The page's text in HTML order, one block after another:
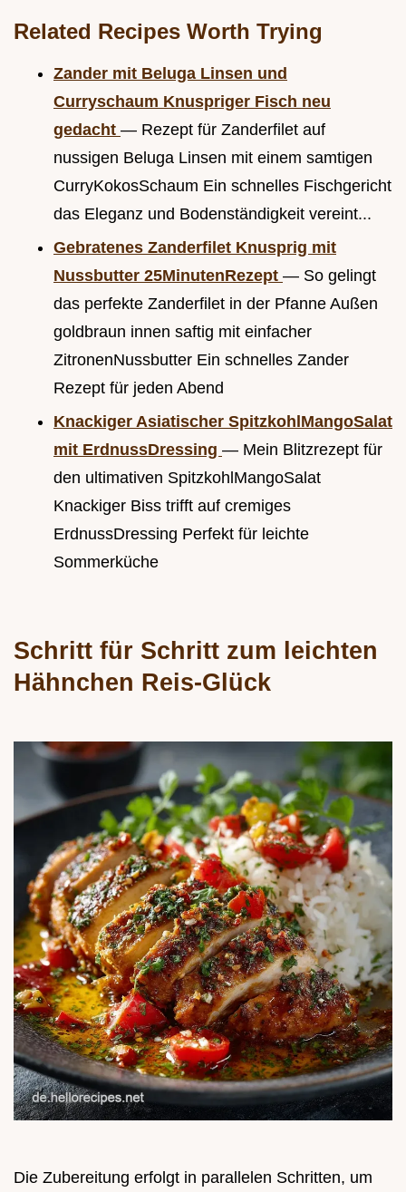
Related Recipes Worth Trying
Zander mit Beluga Linsen und
Curryschaum Knuspriger Fisch neu
gedacht — Rezept für Zanderfilet auf
nussigen Beluga Linsen mit einem samtigen
CurryKokosSchaum Ein schnelles Fischgericht
das Eleganz und Bodenständigkeit vereint...
Gebratenes Zanderfilet Knusprig mit
Nussbutter 25MinutenRezept — So gelingt
das perfekte Zanderfilet in der Pfanne Außen
goldbraun innen saftig mit einfacher
ZitronenNussbutter Ein schnelles Zander
Rezept für jeden Abend
Knackiger Asiatischer SpitzkohlMangoSalat
mit ErdnussDressing — Mein Blitzrezept für
den ultimativen SpitzkohlMangoSalat
Knackiger Biss trifft auf cremiges
ErdnussDressing Perfekt für leichte
Sommerküche
Schritt für Schritt zum leichten
Hähnchen Reis-Glück
Die Zubereitung erfolgt in parallelen Schritten, um